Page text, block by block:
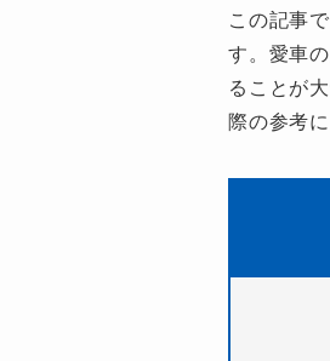
この記事
す。愛車
ることが
際の参考